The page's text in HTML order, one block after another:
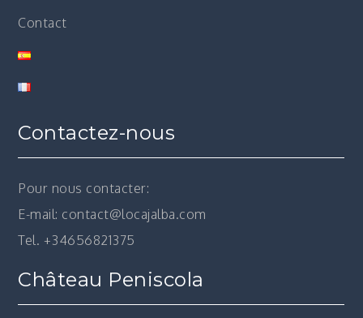
Contact
Contactez-nous
Pour nous contacter:
E-mail: contact@locajalba.com
Tel. +34656821375
Château Peniscola